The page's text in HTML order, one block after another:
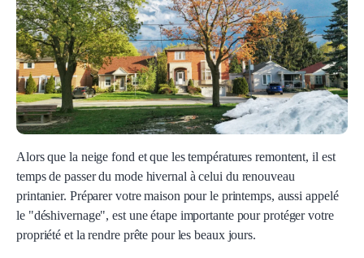
Alors que la neige fond et que les températures remontent, il est
temps de passer du mode hivernal à celui du renouveau
printanier. Préparer votre maison pour le printemps, aussi appelé
le "déshivernage", est une étape importante pour protéger votre
propriété et la rendre prête pour les beaux jours.